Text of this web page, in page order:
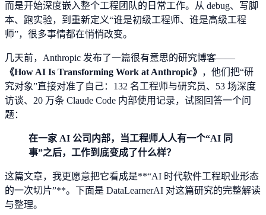
而是开始深度嵌入整个工程团队的日常工作。从 debug、写脚
本、跑实验，到重新定义“谁是初级工程师、谁是高级工程
师”，很多事情都在悄悄改变。
几天前，Anthropic 发布了一篇很有意思的研究博客——
《How AI Is Transforming Work at Anthropic》 ，他们把“研
究对象”直接对准了自己：132 名工程师与研究员、53 场深度
访谈、20 万条 Claude Code 内部使用记录，试图回答一个问
题：
在一家 AI 公司内部，当工程师人人有一个“AI 同
事”之后，工作到底变成了什么样？
这篇文章，我更愿意把它看成是**“AI 时代软件工程职业形态
的一次切片”**。下面是 DataLearnerAI 对这篇研究的完整解读
与整理。